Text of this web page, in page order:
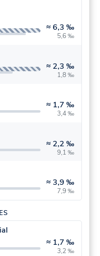
≈6,3 ‰
5,6 ‰
≈ 2,3 ‰
1,8 ‰
≈ 1,7 ‰
3,4 ‰
≈ 2,2 ‰
9,1 ‰
≈ 3,9 ‰
7,9 ‰
≈ 1,7 ‰
3,2 ‰